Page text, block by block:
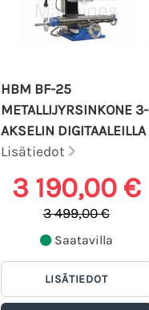
HBM BF-25
METALLIJYRSINKONE 3-
AKSELIN DIGITAALEILLA
Lisätiedot
3 190,00 €
3 499,00 €
Saatavilla